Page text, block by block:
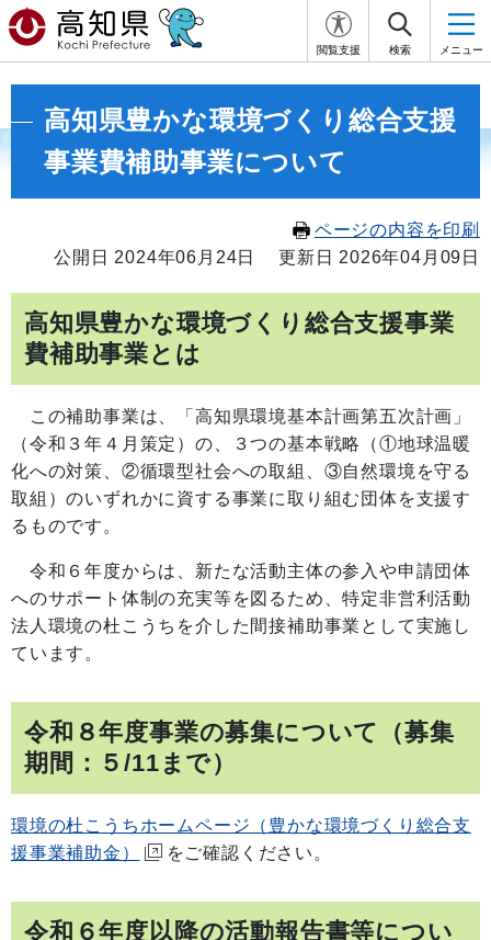
閲覧支援 検索 メニュー
高知県豊かな環境づくり総合支援
事業費補助事業について
ページの内容を印刷
公開日 2024年06月24日
更新日 2026年04月09日
高知県豊かな環境づくり総合支援事業
費補助事業とは
この補助事業は、「高知県環境基本計画第五次計画」
（令和３年４月策定）の、３つの基本戦略（①地球温暖
化への対策、②循環型社会への取組、③自然環境を守る
取組）のいずれかに資する事業に取り組む団体を支援す
るものです。
令和６年度からは、新たな活動主体の参入や申請団体
へのサポート体制の充実等を図るため、特定非営利活動
法人環境の杜こうちを介した間接補助事業として実施し
ています。
令和８年度事業の募集について（募集
期間：５/11まで）
環境の杜こうちホームページ（豊かな環境づくり総合支
援事業補助金）
をご確認ください。
令和６年度以降の活動報告書等につい